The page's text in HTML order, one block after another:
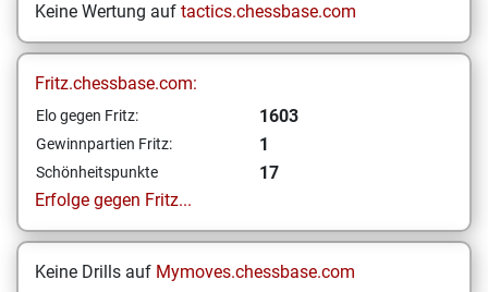
Keine Wertung auf tactics.chessbase.com
Fritz.chessbase.com:
Elo gegen Fritz: 1603
Gewinnpartien Fritz: 1
Schönheitspunkte
17
Erfolge gegen Fritz...
Keine Drills auf Mymoves.chessbase.com